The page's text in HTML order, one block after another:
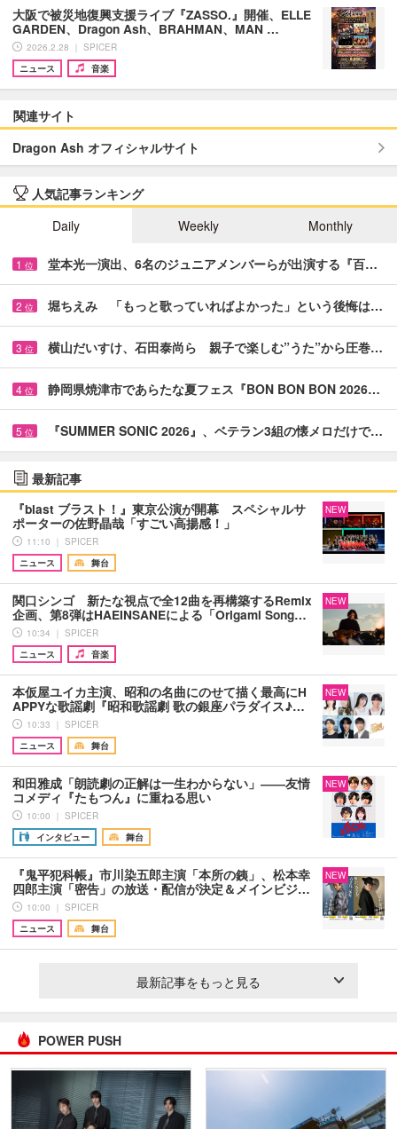
大阪で被災地復興支援ライブ『ZASSO.』開催、ELLE
GARDEN、Dragon Ash、BRAHMAN、MAN …
2026.2.28 ｜ SPICER
ニュース
音楽
関連サイト
Dragon Ash オフィシャルサイト
人気記事ランキング
Daily
Weekly Monthly
1 位 堂本光一演出、6名のジュニアメンバーらが出演する『百…
2 位 堀ちえみ 「もっと歌っていればよかった」という後悔は…
3 位 横山だいすけ、石田泰尚ら 親子で楽しむ”うた”から圧巻…
4 位 静岡県焼津市であらたな夏フェス『BON BON BON 2026…
5 位 『SUMMER SONIC 2026』、ベテラン3組の懐メロだけで…
最新記事
『blast ブラスト！』東京公演が開幕 スペシャルサ
ポーターの佐野晶哉「すごい高揚感！」
11:10 ｜ SPICER
ニュース
舞台
NEW
関口シンゴ 新たな視点で全12曲を再構築するRemix
企画、第8弾はHAEINSANEによる「Origami Song…
10:34 ｜ SPICER
ニュース
音楽
NEW
本仮屋ユイカ主演、昭和の名曲にのせて描く最高にH
APPYな歌謡劇『昭和歌謡劇 歌の銀座パラダイス♪…
10:33 ｜ SPICER
ニュース
舞台
NEW
和田雅成「朗読劇の正解は一生わからない」――友情
コメディ『たもつん』に重ねる思い
10:00 ｜ SPICER
インタビュー
舞台
NEW
『鬼平犯科帳』市川染五郎主演「本所の銕」、松本幸
四郎主演「密告」の放送・配信が決定＆メインビジ…
10:00 ｜ SPICER
ニュース
舞台
NEW
最新記事をもっと見る
POWER PUSH